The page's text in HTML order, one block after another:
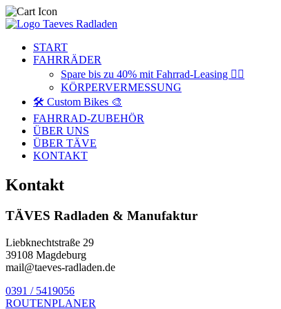
START
FAHRRÄDER
Spare bis zu 40% mit Fahrrad-Leasing 🚴‍♂️
KÖRPERVERMESSUNG
🛠️ Custom Bikes 🎨
FAHRRAD-ZUBEHÖR
ÜBER UNS
ÜBER TÄVE
KONTAKT
Kontakt
TÄVES Radladen & Manufaktur
Liebknechtstraße 29
39108 Magdeburg
mail@taeves-radladen.de
0391 / 5419056
ROUTENPLANER